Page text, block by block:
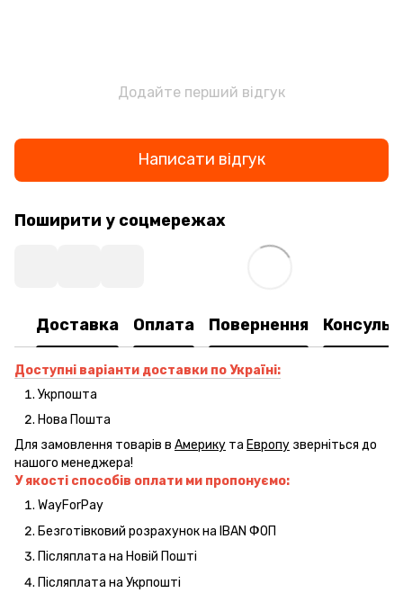
Додайте перший відгук
Написати відгук
Поширити у соцмережах
Доставка Оплата Повернення
Доступні варіанти доставки по Україні:
Укрпошта
Нова Пошта
Для замовлення товарів в Америку та Европу зверніться до
нашого менеджера!
У якості способів оплати ми пропонуємо:
WayForPay
Безготівковий розрахунок на IBAN ФОП
Післяплата на Новій Пошті
Післяплата на Укрпошті